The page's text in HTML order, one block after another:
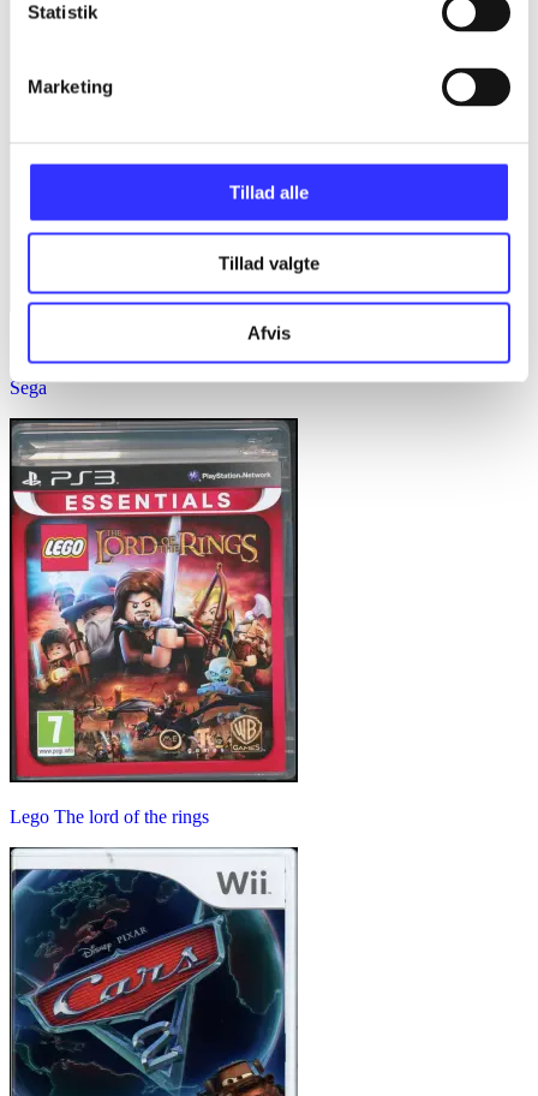
Statistik
Marketing
Tillad alle
Tillad valgte
Afvis
Sega
Lego The lord of the rings